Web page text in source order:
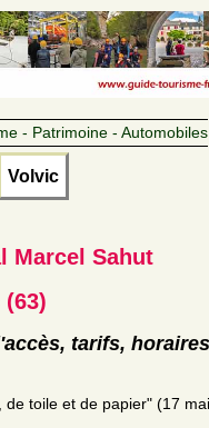
- Patrimoine - Automobiles
Volvic
Marcel Sahut
tarifs, horaires
toile et de papier" (17